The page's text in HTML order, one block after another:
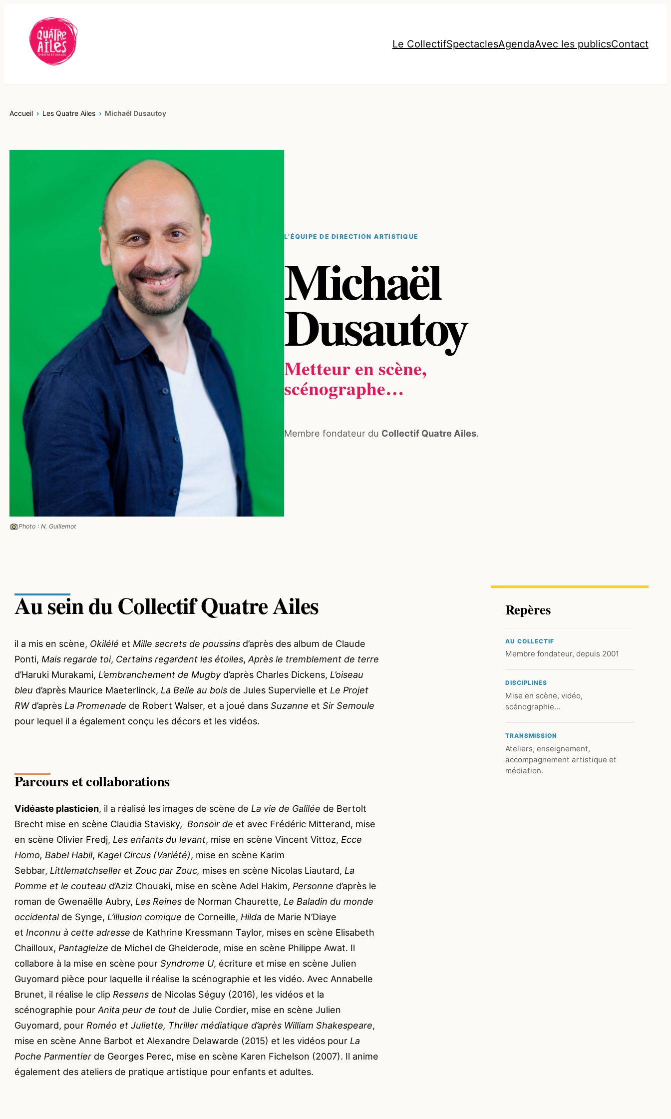
contenu
Le CollectifSpectaclesAgendaAvec les publicsContact
Accueil Les Quatre Ailes Michaël Dusautoy
Photo : N. Guillemot
L’ÉQUIPE DE DIRECTION ARTISTIQUE
Michaël
Dusautoy
Metteur en scène,
scénographe…
Membre fondateur du Collectif Quatre Ailes.
Au sein du Collectif Quatre Ailes
il a mis en scène, Okilélé et Mille secrets de poussins d’après des album de Claude
Ponti, Mais regarde toi, Certains regardent les étoiles,Après le tremblement de terre
d’Haruki Murakami, L’embranchement de Mugby d’après Charles Dickens, L’oiseau
bleu d’après Maurice Maeterlinck, La Belle au bois de Jules Supervielle et Le Projet
RWd’après La Promenade de Robert Walser, et a joué dansSuzanne etSir Semoule
pour lequel il a également conçu les décors et les vidéos.
Parcours et collaborations
Vidéaste plasticien, il a réalisé les images de scène de La vie de Galilée de Bertolt
Brecht mise en scène Claudia Stavisky, Bonsoir de et avec Frédéric Mitterand, mise
en scène Olivier Fredj, Les enfants du levant, mise en scène Vincent Vittoz, Ecce
Homo, Babel Habil, Kagel Circus (Variété), mise en scène Karim
Sebbar, Littlematchseller etZouc par Zouc, mises en scène Nicolas Liautard, La
Pomme et le couteau d’Aziz Chouaki, mise en scène Adel Hakim, Personne d’après le
roman de Gwenaëlle Aubry, Les Reines de Norman Chaurette, Le Baladin du monde
occidental de Synge, L’illusion comique de Corneille, Hilda de Marie N’Diaye
et Inconnu à cette adresse de Kathrine Kressmann Taylor, mises en scène Elisabeth
Chailloux, Pantagleize de Michel de Ghelderode, mise en scène Philippe Awat. Il
collabore à la mise en scène pourSyndrome U, écriture et mise en scène Julien
Guyomard pièce pour laquelle il réalise la scénographie et les vidéo. Avec Annabelle
Brunet, il réalise le clip Ressens de Nicolas Séguy (2016), les vidéos et la
scénographie pour Anita peur de tout de Julie Cordier, mise en scène Julien
Guyomard, pour Roméo et Juliette, Thriller médiatique d’après William Shakespeare,
mise en scène Anne Barbot et Alexandre Delawarde (2015) et les vidéos pour La
Poche Parmentier de Georges Perec, mise en scène Karen Fichelson (2007). Il anime
également des ateliers de pratique artistique pour enfants et adultes.
Repères
AU COLLECTIF
Membre fondateur, depuis 2001
DISCIPLINES
Mise en scène, vidéo,
scénographie…
TRANSMISSION
Ateliers, enseignement,
accompagnement artistique et
médiation.